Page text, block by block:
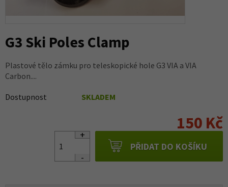
G3 Ski Poles Clamp
Plastové tělo zámku pro teleskopické hole G3 VIA a VIA
Carbon....
Dostupnost SKLADEM
150 Kč
PŘIDAT DO KOŠÍKU